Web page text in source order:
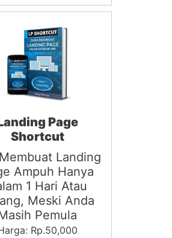
Page
Shortcut
Landing
Ampuh Hanya
1 Hari Atau
Meski Anda
Pemula
Rp.50,000